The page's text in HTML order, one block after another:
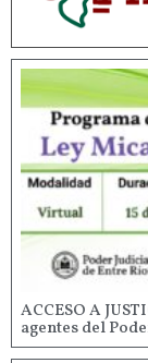
ACCESO A
agentes del